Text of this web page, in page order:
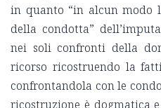
in quanto “in alcun modo
della condotta”
nei soli confronti della
ricorso ricostruendo la
confrontandola con le
ricostruzione è dogmatica